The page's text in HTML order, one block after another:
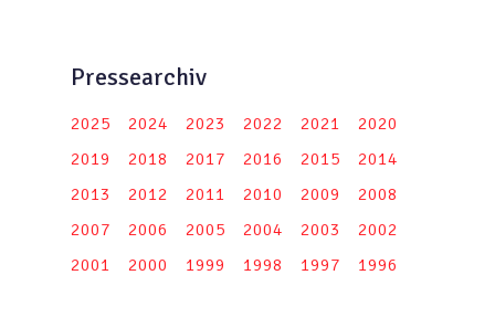
Pressearchiv
2025 2024 2023 2022 2021
2020
2019
2018 2017 2016 2015
2014
2013
2012 2011 2010 2009
2008
2007
2006 2005 2004 2003
2002
2001
2000 1999 1998 1997 1996